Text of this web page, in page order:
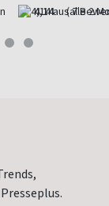
4,14 (alle 2